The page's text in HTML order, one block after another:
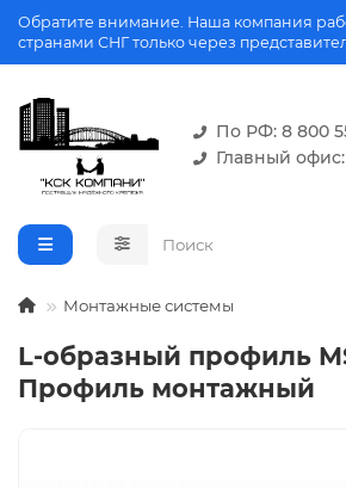
Обратите внимание. Наша компания
странами СНГ только через
По РФ: 8 800
Главный
Монтажные системы
L-образный профиль
Профиль монтажный